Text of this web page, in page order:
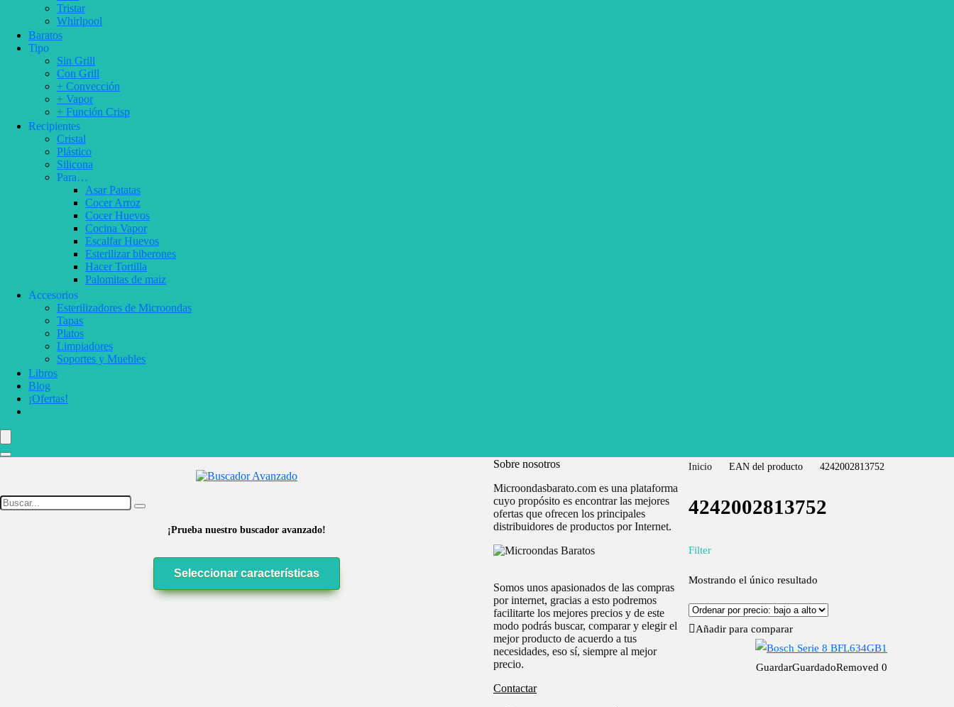
Tristar
Whirlpool
Baratos
Tipo
Sin Grill
Con Grill
+ Convección
+ Vapor
+ Función Crisp
Recipientes
Cristal
Plástico
Silicona
Para…
Asar Patatas
Cocer Arroz
Cocer Huevos
Cocina Vapor
Escalfar Huevos
Esterilizar biberones
Hacer Tortilla
Palomitas de maiz
Accesorios
Esterilizadores de Microondas
Tapas
Platos
Limpiadores
Soportes y Muebles
Libros
Blog
¡Ofertas!
¡Prueba nuestro buscador avanzado!
Seleccionar características
Inicio EAN del producto 4242002813752
4242002813752
Filter
Mostrando el único resultado
Añadir para comparar
GuardarGuardadoRemoved 0
Sobre nosotros
Microondasbarato.com es una plataforma
cuyo propósito es encontrar las mejores
ofertas que ofrecen los principales
distribuidores de productos por Internet.
Somos unos apasionados de las compras
por internet, gracias a esto podremos
facilitarte los mejores precios y de este
modo podrás buscar, comparar y elegir el
mejor producto de acuerdo a tus
necesidades, eso sí, siempre al mejor
precio.
Contactar